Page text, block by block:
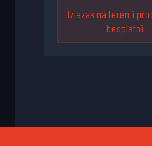
Izlazak na teren i
besplatni